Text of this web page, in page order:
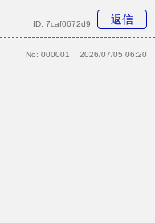
返信
ID: 7caf0672d9
No: 000001 2026/07/05 06:20